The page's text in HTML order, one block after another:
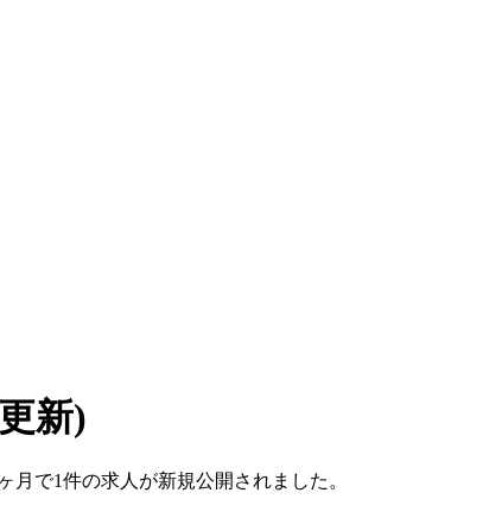
新)
月で1件の求人が新規公開されました。